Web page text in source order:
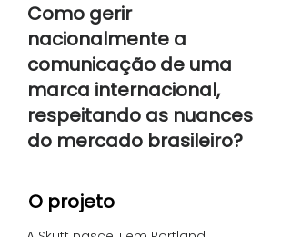
Como gerir
nacionalmente a
comunicação de uma
marca internacional,
respeitando as nuances
do mercado brasileiro?
O projeto